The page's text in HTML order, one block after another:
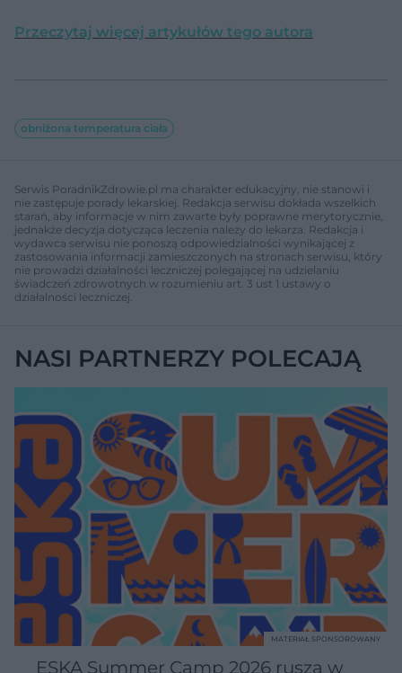
Przeczytaj więcej artykułów tego autora
obniżona temperatura ciała
Serwis PoradnikZdrowie.pl ma charakter edukacyjny, nie stanowi i
nie zastępuje porady lekarskiej. Redakcja serwisu dokłada wszelkich
starań, aby informacje w nim zawarte były poprawne merytorycznie,
jednakże decyzja dotycząca leczenia należy do lekarza. Redakcja i
wydawca serwisu nie ponoszą odpowiedzialności wynikającej z
zastosowania informacji zamieszczonych na stronach serwisu, który
nie prowadzi działalności leczniczej polegającej na udzielaniu
świadczeń zdrowotnych w rozumieniu art. 3 ust 1 ustawy o
działalności leczniczej.
NASI PARTNERZY POLECAJĄ
ESKA Summer Camp 2026 rusza w
MATERIAŁ SPONSOROWANY